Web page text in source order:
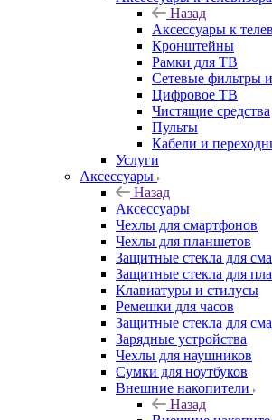
Назад
Аксессуары к
Кронштейны
Рамки для ТВ
Сетевые фильтры
Цифровое ТВ
Чистящие средства
Пульты
Кабели и
Услуги
Аксессуары
Назад
Аксессуары
Чехлы для смартфонов
Чехлы для планшетов
Защитные стекла для
Защитные стекла для
Клавиатуры и стилусы
Ремешки для часов
Защитные стекла для
Зарядные устройства
Чехлы для наушников
Сумки для ноутбуков
Внешние накопители
Назад